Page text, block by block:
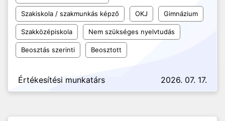
Szakiskola / szakmunkás képző OKJ Gimnázium
Szakközépiskola Nem szükséges nyelvtudás
Beosztás szerinti Beosztott
Értékesítési munkatárs 2026. 07. 17.